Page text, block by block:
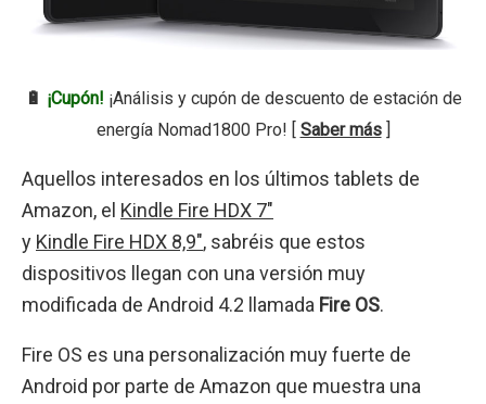
🔋 ¡Cupón! ¡Análisis y cupón de descuento de estación de
energía Nomad1800 Pro! [ Saber más]
Aquellos interesados en los últimos tablets de
Amazon, el Kindle Fire HDX 7″
y Kindle Fire HDX 8,9″, sabréis que estos
dispositivos llegan con una versión muy
modificada de Android 4.2 llamada Fire OS.
Fire OS es una personalización muy fuerte de
Android por parte de Amazon que muestra una